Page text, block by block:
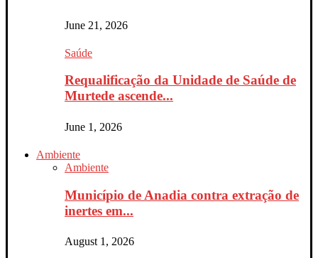
June 21, 2026
Saúde
Requalificação da Unidade de Saúde de
Murtede ascende...
June 1, 2026
Ambiente
Ambiente
Município de Anadia contra extração de
inertes em...
August 1, 2026